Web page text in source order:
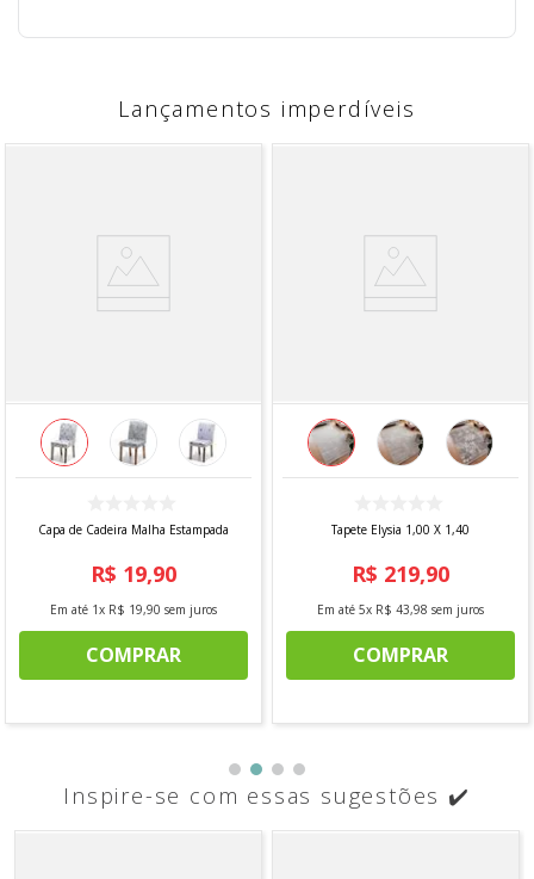
Lançamentos imperdíveis
Capa de Cadeira Malha Estampada
R$ 19,90
Em até 1x R$ 19,90 sem juros
COMPRAR
Tapete Elysia 1,00 X 1,40
R$ 219,90
Em até 5x R$ 43,98 sem juros
COMPRAR
Inspire-se com essas sugestões ✔️